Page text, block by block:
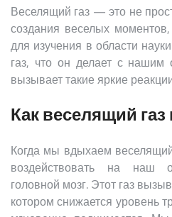
Веселящий газ — это не
создания веселых
для изучения в области
газ, что он делает с
вызывает такие яркие
Как веселящий
Когда мы вдыхаем
воздействовать на наш
головной мозг. Этот газ
котором снижается уровень